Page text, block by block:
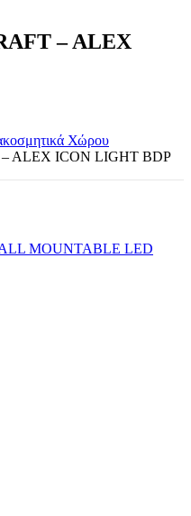
– ALEX
Χώρου
ALEX ICON LIGHT BDP